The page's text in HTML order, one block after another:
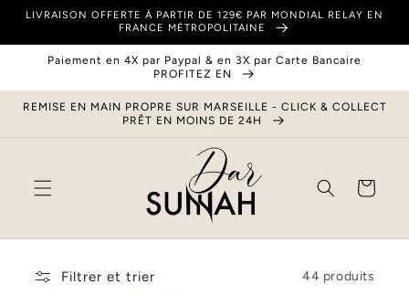
passer
contenu
LIVRAISON OFFERTE À PARTIR DE 129€ PAR MONDIAL RELAY EN
FRANCE MÉTROPOLITAINE
Paiement en 4X par Paypal & en 3X par Carte Bancaire
PROFITEZ EN
REMISE EN MAIN PROPRE SUR MARSEILLE - CLICK & COLLECT
PRÊT EN MOINS DE 24H
Panier
Filtrer et trier 44 produits